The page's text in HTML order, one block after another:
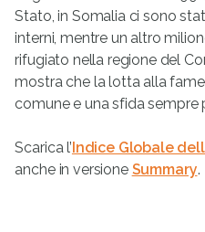
Stato, in Somalia ci sono
interni, mentre un altro
rifugiato nella regione del
mostra che la lotta alla
comune e una sfida sempre
Scarica l’Indice Globale
anche in versione Summary.